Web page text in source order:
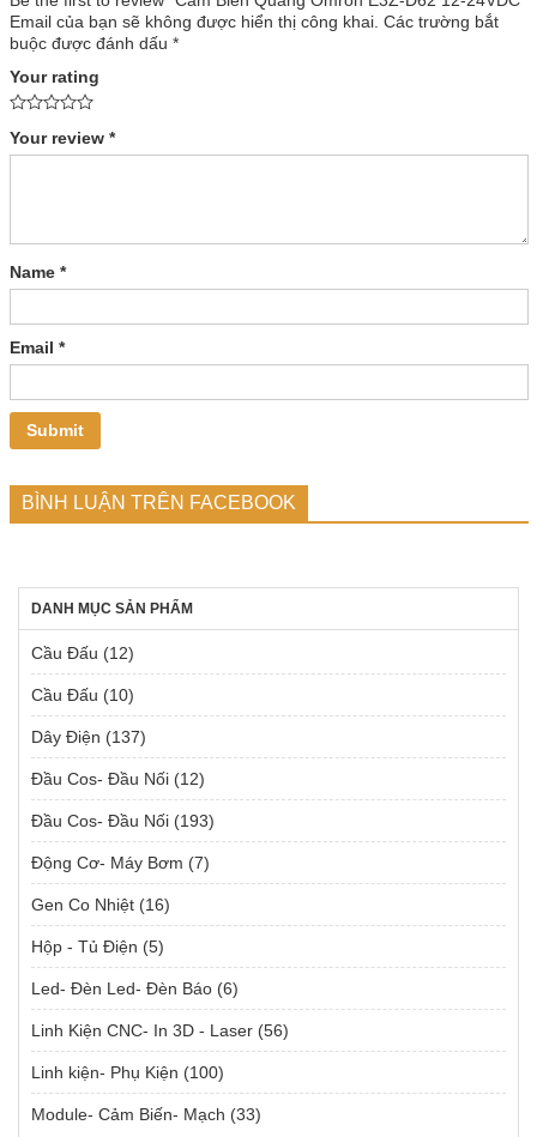
Email của bạn sẽ không được hiển thị công khai. Các trường bắt
buộc được đánh dấu *
Your rating
Your review *
Name *
Email *
BÌNH LUẬN TRÊN FACEBOOK
DANH MỤC SẢN PHẨM
Cầu Đấu (12)
Cầu Đấu (10)
Dây Điện (137)
Đầu Cos- Đầu Nối (12)
Đầu Cos- Đầu Nối (193)
Động Cơ- Máy Bơm (7)
Gen Co Nhiệt (16)
Hộp - Tủ Điện (5)
Led- Đèn Led- Đèn Báo (6)
Linh Kiện CNC- In 3D - Laser (56)
Linh kiện- Phụ Kiện (100)
Module- Cảm Biến- Mạch (33)